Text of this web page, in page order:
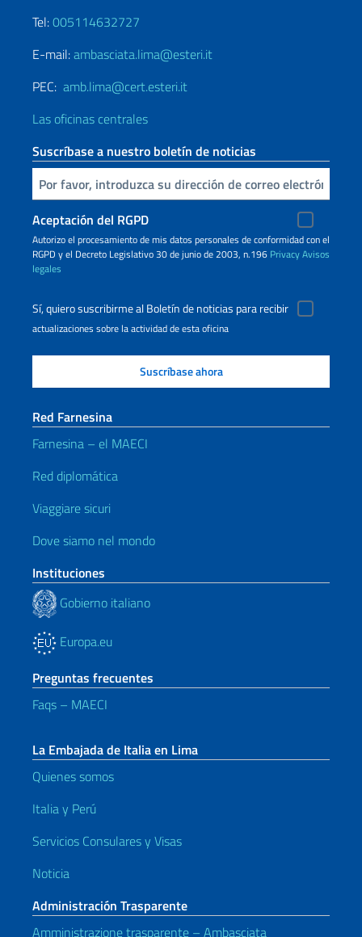
Tel:005114632727
E-mail:ambasciata.lima@esteri.it
PEC: amb.lima@cert.esteri.it
Las oficinas centrales
Suscríbase a nuestro boletín de noticias
Inserta tu correo electronico
Aceptación del RGPD
Autorizo ​​el procesamiento de mis datos personales de conformidad con el
RGPD y el Decreto Legislativo 30 de junio de 2003, n.196 PrivacyAvisos
legales
Sí, quiero suscribirme al Boletín de noticias para recibir
actualizaciones sobre la actividad de esta oficina
Red Farnesina
Farnesina – el MAECI
Red diplomática
Viaggiare sicuri
Dove siamo nel mondo
Instituciones
Gobierno italiano
Europa.eu
Preguntas frecuentes
Faqs – MAECI
La Embajada de Italia en Lima
Quienes somos
Italia y Perú
Servicios Consulares y Visas
Noticia
Administración Trasparente
Amministrazione trasparente – Ambasciata